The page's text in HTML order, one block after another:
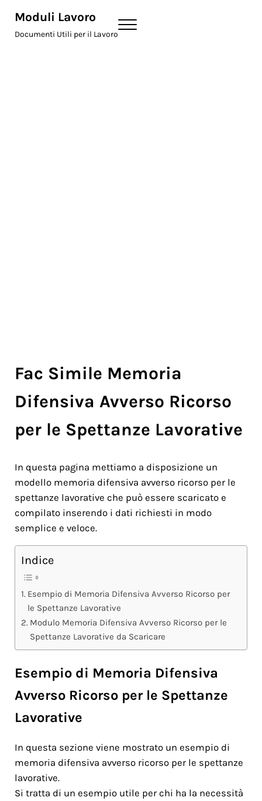
Moduli Lavoro
Documenti Utili per il Lavoro
Menu
Fac Simile Memoria
Difensiva Avverso Ricorso
per le Spettanze Lavorative
In questa pagina mettiamo a disposizione un
modello memoria difensiva avverso ricorso per le
spettanze lavorative che può essere scaricato e
compilato inserendo i dati richiesti in modo
semplice e veloce.
Indice
Esempio di Memoria Difensiva Avverso Ricorso per
le Spettanze Lavorative
Modulo Memoria Difensiva Avverso Ricorso per le
Spettanze Lavorative da Scaricare
Esempio di Memoria Difensiva
Avverso Ricorso per le Spettanze
Lavorative
In questa sezione viene mostrato un esempio di
memoria difensiva avverso ricorso per le spettanze
lavorative.
Si tratta di un esempio utile per chi ha la necessità